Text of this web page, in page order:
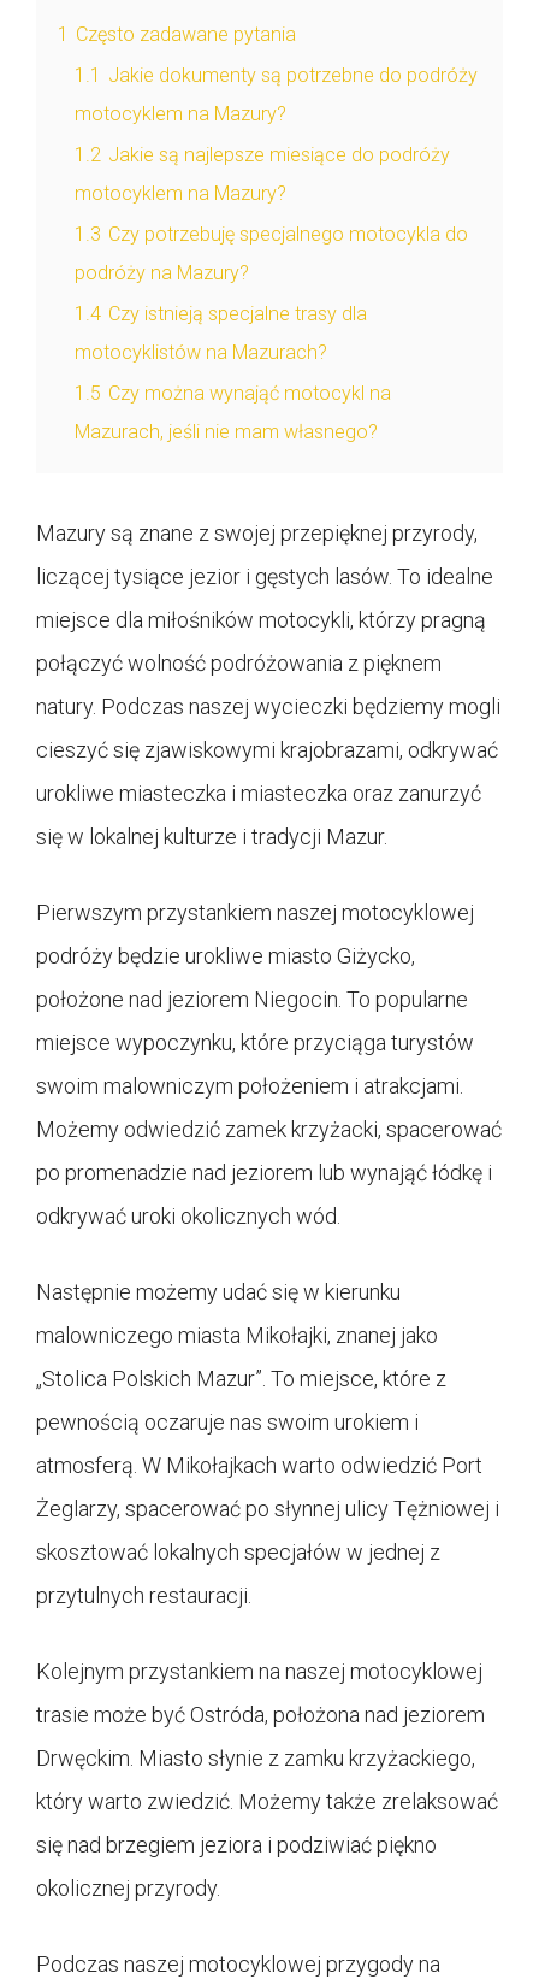
1 Często zadawane pytania
1.1 Jakie dokumenty są potrzebne do podróży
motocyklem na Mazury?
1.2 Jakie są najlepsze miesiące do podróży
motocyklem na Mazury?
1.3 Czy potrzebuję specjalnego motocykla do
podróży na Mazury?
1.4 Czy istnieją specjalne trasy dla
motocyklistów na Mazurach?
1.5 Czy można wynająć motocykl na
Mazurach, jeśli nie mam własnego?
Mazury są znane z swojej przepięknej przyrody,
liczącej tysiące jezior i gęstych lasów. To idealne
miejsce dla miłośników motocykli, którzy pragną
połączyć wolność podróżowania z pięknem
natury. Podczas naszej wycieczki będziemy mogli
cieszyć się zjawiskowymi krajobrazami, odkrywać
urokliwe miasteczka i miasteczka oraz zanurzyć
się w lokalnej kulturze i tradycji Mazur.
Pierwszym przystankiem naszej motocyklowej
podróży będzie urokliwe miasto Giżycko,
położone nad jeziorem Niegocin. To popularne
miejsce wypoczynku, które przyciąga turystów
swoim malowniczym położeniem i atrakcjami.
Możemy odwiedzić zamek krzyżacki, spacerować
po promenadzie nad jeziorem lub wynająć łódkę i
odkrywać uroki okolicznych wód.
Następnie możemy udać się w kierunku
malowniczego miasta Mikołajki, znanej jako
„Stolica Polskich Mazur”. To miejsce, które z
pewnością oczaruje nas swoim urokiem i
atmosferą. W Mikołajkach warto odwiedzić Port
Żeglarzy, spacerować po słynnej ulicy Tężniowej i
skosztować lokalnych specjałów w jednej z
przytulnych restauracji.
Kolejnym przystankiem na naszej motocyklowej
trasie może być Ostróda, położona nad jeziorem
Drwęckim. Miasto słynie z zamku krzyżackiego,
który warto zwiedzić. Możemy także zrelaksować
się nad brzegiem jeziora i podziwiać piękno
okolicznej przyrody.
Podczas naszej motocyklowej przygody na